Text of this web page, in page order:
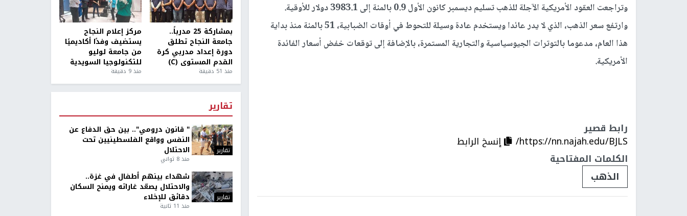
وتراجعت العقود الأمريكية الآجلة للذهب تسليم ديسمبر كانون الأول 0.9 بالمئة إلى 3983.1 دولار للأوقية.
وارتفع سعر الذهب، الذي لا يدر عائدا ويستخدم عادة وسيلة للتحوط في أوقات الضبابية، 51 بالمئة منذ بداية
هذا العام، مدعوما بالتوترات الجيوسياسية والتجارية المستمرة، بالإضافة إلى توقعات خفض أسعار الفائدة
الأمريكية.
رابط قصير
https://nn.najah.edu/BJLS/
إنسخ الرابط
الكلمات المفتاحية
الذهب
بمشاركة 25 مدرباً..
جامعة النجاح تطلق
دورة إعداد مدربي كرة
القدم المستوى (C)
منذ 51 دقيقة
مركز إعلام النجاح
يستضيف وفدًا أكاديميًا
من جامعة لوليو
للتكنولوجيا السويدية
منذ 9 دقيقة
تقارير
تقارير
" قانون درومي".. بين حق الدفاع عن
النفس وواقع الفلسطينيين تحت
الاحتلال
منذ 8 ثواني
تقارير
شهداء بينهم أطفال في غزة..
والاحتلال يصعّد غاراته ويمنح السكان
دقائق للإخلاء
منذ 11 ثانية